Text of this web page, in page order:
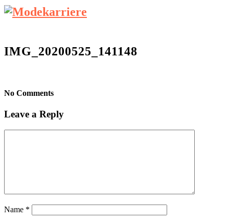
IMG_20200525_141148
No Comments
Leave a Reply
Name *